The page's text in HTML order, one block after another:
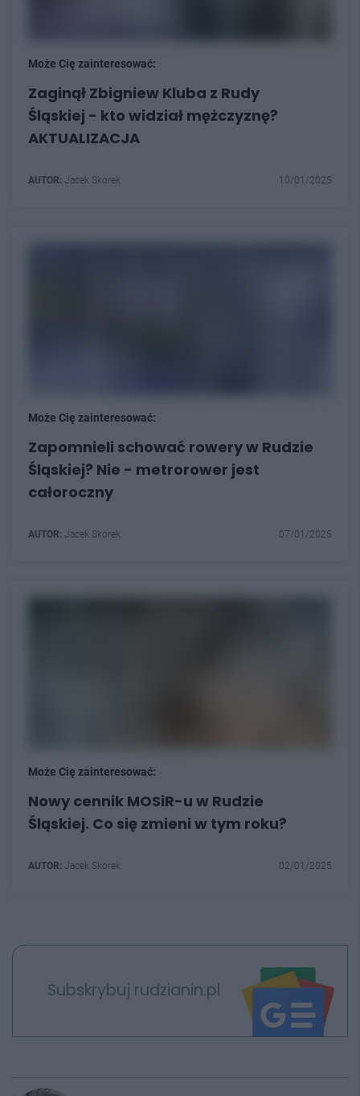
Może Cię zainteresować:
Zaginął Zbigniew Kluba z Rudy
Śląskiej - kto widział mężczyznę?
AKTUALIZACJA
AUTOR: Jacek Skorek 10/01/2025
Może Cię zainteresować:
Zapomnieli schować rowery w Rudzie
Śląskiej? Nie - metrorower jest
całoroczny
AUTOR: Jacek Skorek 07/01/2025
Może Cię zainteresować:
Nowy cennik MOSiR-u w Rudzie
Śląskiej. Co się zmieni w tym roku?
AUTOR: Jacek Skorek 02/01/2025
Subskrybuj rudzianin.pl